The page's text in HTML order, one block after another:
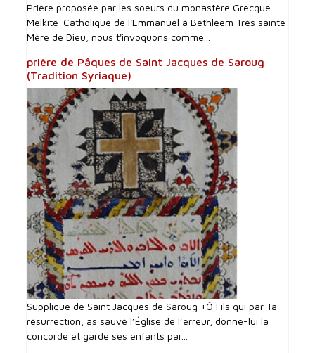
Prière proposée par les soeurs du monastère Grecque-
Melkite-Catholique de l'Emmanuel à Bethléem Très sainte
Mère de Dieu, nous t'invoquons comme...
prière de Pâques de Saint Jacques de Saroug
(Tradition Syriaque)
Supplique de Saint Jacques de Saroug +Ô Fils qui par Ta
résurrection, as sauvé l’Église de l’erreur, donne-lui la
concorde et garde ses enfants par...